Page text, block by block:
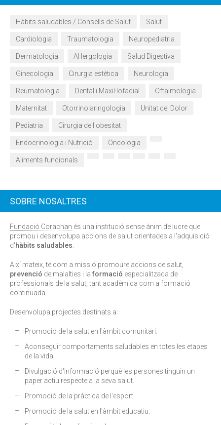
Hàbits saludables / Consells de Salut Salut
Cardiologia Traumatologia Neuropediatria
Dermatologia Al·lergologia Salud Digestiva
Ginecologia Cirurgia estètica Neurologia
Reumatologia Dental i Maxil·lofacial Oftalmologia
Maternitat Otorrinolaringologia Unitat del Dolor
Pediatria Cirurgia de l'obesitat
Endocrinologia i Nutrició Oncologia
Aliments funcionals
SOBRE NOSALTRES
Fundació Corachan és una institució sense ànim de lucre que
promou i desenvolupa accions de salut orientades a l'adquisició
d'hàbits saludables.
Així mateix, té com a missió promoure accions de salut,
prevenció de malalties i la formació especialitzada de
professionals de la salut, tant acadèmica com a formació
continuada.
Desenvolupa projectes destinats a:
Promoció de la salut en l'àmbit comunitari.
Aconseguir comportaments saludables en totes les etapes
de la vida.
Divulgació d'informació perquè les persones tinguin un
paper actiu respecte a la seva salut.
Promoció de la pràctica de l'esport.
Promoció de la salut en l'àmbit educatiu.